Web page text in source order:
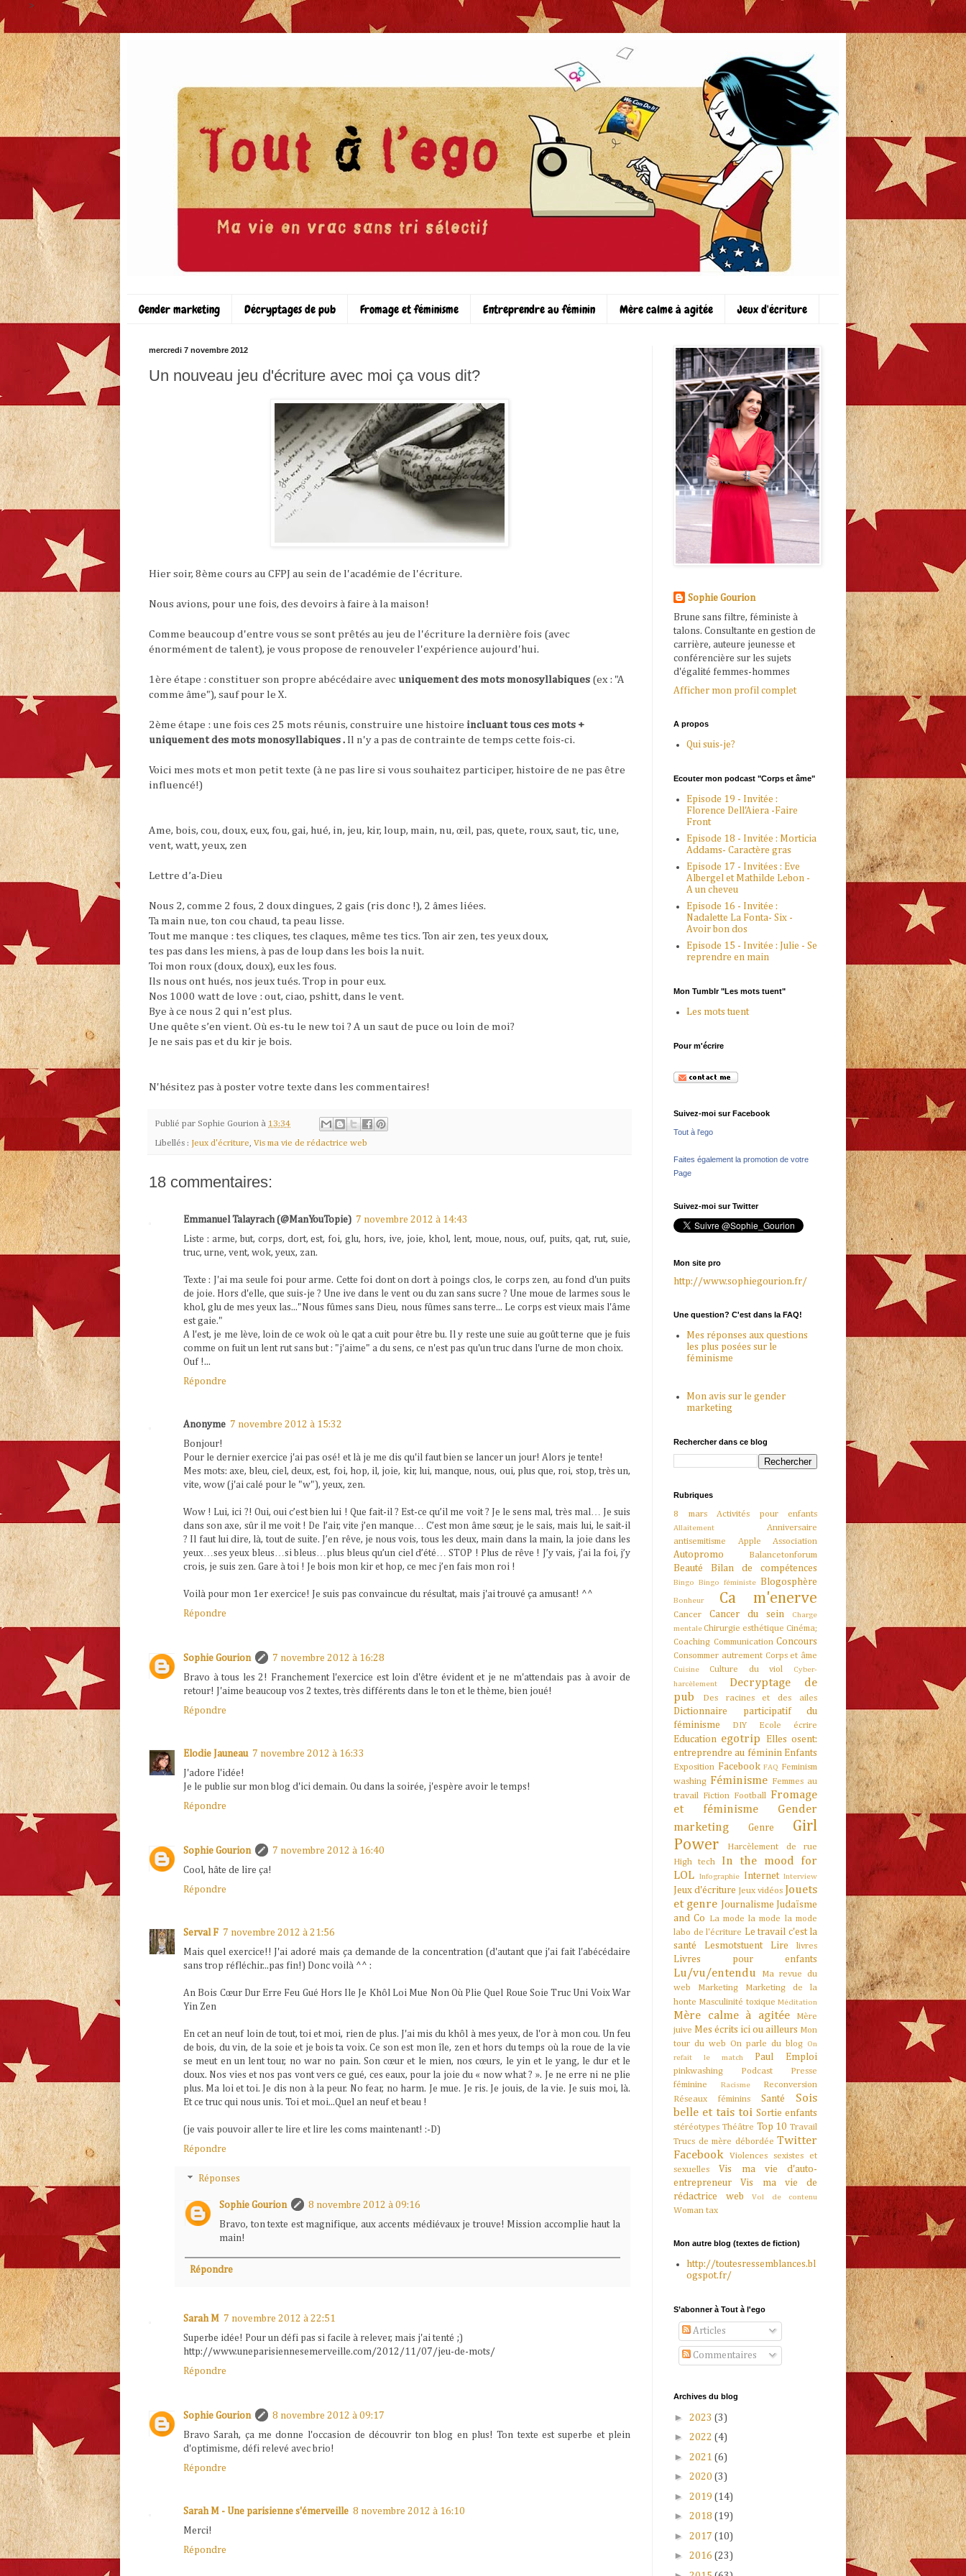
>
Gender marketing Décryptages de pub Fromage et féminisme Entreprendre au féminin Mère calme à agitée Jeux d'écriture
mercredi 7 novembre 2012
Un nouveau jeu d'écriture avec moi ça vous dit?
Hier soir, 8ème cours au CFPJ au sein de l'académie de l'écriture.
Nous avions, pour une fois, des devoirs à faire à la maison!
Comme beaucoup d'entre vous se sont prêtés au jeu de l'écriture la dernière fois (avec
énormément de talent), je vous propose de renouveler l'expérience aujourd'hui.
1ère étape : constituer son propre abécédaire avec uniquement des mots monosyllabiques (ex : "A
comme âme"), sauf pour le X.
2ème étape : une fois ces 25 mots réunis, construire une histoire incluant tous ces mots +
uniquement des mots monosyllabiques . Il n'y a pas de contrainte de temps cette fois-ci.
Voici mes mots et mon petit texte (à ne pas lire si vous souhaitez participer, histoire de ne pas être
influencé!)
Ame, bois, cou, doux, eux, fou, gai, hué, in, jeu, kir, loup, main, nu, œil, pas, quete, roux, saut, tic, une,
vent, watt, yeux, zen
Lettre d’a-Dieu
Nous 2, comme 2 fous, 2 doux dingues, 2 gais (ris donc !), 2 âmes liées.
Ta main nue, ton cou chaud, ta peau lisse.
Tout me manque : tes cliques, tes claques, même tes tics. Ton air zen, tes yeux doux,
tes pas dans les miens, à pas de loup dans les bois la nuit.
Toi mon roux (doux, doux), eux les fous.
Ils nous ont hués, nos jeux tués. Trop in pour eux.
Nos 1000 watt de love : out, ciao, pshitt, dans le vent.
Bye à ce nous 2 qui n’est plus.
Une quête s’en vient. Où es-tu le new toi ? A un saut de puce ou loin de moi?
Je ne sais pas et du kir je bois.
N'hésitez pas à poster votre texte dans les commentaires!
Publié par Sophie Gourion à 13:34
Libellés : Jeux d'écriture, Vis ma vie de rédactrice web
18 commentaires:
Emmanuel Talayrach (@ManYouTopie) 7 novembre 2012 à 14:43
Liste : arme, but, corps, dort, est, foi, glu, hors, ive, joie, khol, lent, moue, nous, ouf, puits, qat, rut, suie,
truc, urne, vent, wok, yeux, zan.
Texte : J'ai ma seule foi pour arme. Cette foi dont on dort à poings clos, le corps zen, au fond d'un puits
de joie. Hors d'elle, que suis-je ? Une ive dans le vent ou du zan sans sucre ? Une moue de larmes sous le
khol, glu de mes yeux las..."Nous fûmes sans Dieu, nous fûmes sans terre... Le corps est vieux mais l'âme
est gaie."
A l'est, je me lève, loin de ce wok où le qat a cuit pour être bu. Il y reste une suie au goût terne que je fuis
comme on fuit un lent rut sans but : "j'aime" a du sens, ce n'est pas qu'un truc dans l'urne de mon choix.
Ouf !...
Répondre
Anonyme 7 novembre 2012 à 15:32
Bonjour!
Pour le dernier exercice j'ai pas osé! et là je me dis qu'il faut bien se lancer un jour! Alors je tente!
Mes mots: axe, bleu, ciel, deux, est, foi, hop, il, joie, kir, lui, manque, nous, oui, plus que, roi, stop, très un,
vite, wow (j'ai calé pour le "w"), yeux, zen.
Wow ! Lui, ici ?! Oui, oui c’est bien lui ! Que fait-il ? Est-ce qu’il me voit ? Je le sens mal, très mal… Je suis
dans son axe, sûr il me voit ! De l’air, vite j’en manque… C’est mon âme sœur, je le sais, mais lui, le sait-il
? Il faut lui dire, là, tout de suite. J’en rêve, je nous vois, tous les deux, main dans la main, la joie dans les
yeux…ses yeux bleus…si bleus…plus bleus qu’un ciel d’été… STOP ! Plus de rêve ! J’y vais, j’ai la foi, j’y
crois, je suis zen. Gare à toi ! Je bois mon kir et hop, ce mec j’en fais mon roi !
Voilà pour mon 1er exercice! Je suis pas convaincue du résultat, mais j'ai trouvé ça amusant! ^^
Répondre
Sophie Gourion
7 novembre 2012 à 16:28
Bravo à tous les 2! Franchement l'exercice est loin d'être évident et je ne m'attendais pas à avoir de
retour! J'aime beaucoup vos 2 textes, très différents dans le ton et le thème, bien joué!
Répondre
Elodie Jauneau 7 novembre 2012 à 16:33
J'adore l'idée!
Je le publie sur mon blog d'ici demain. Ou dans la soirée, j'espère avoir le temps!
Répondre
Sophie Gourion
7 novembre 2012 à 16:40
Cool, hâte de lire ça!
Répondre
Serval F 7 novembre 2012 à 21:56
Mais quel exercice!! J'ai adoré mais ça demande de la concentration (d'autant que j'ai fait l'abécédaire
sans trop réfléchir...pas fin!) Donc voilà ^^ :
An Bois Cœur Dur Erre Feu Gué Hors Ile Je Khôl Loi Mue Non Où Plie Quel Roue Soie Truc Uni Voix War
Yin Zen
En cet an neuf loin de tout, toi et moi, rien de plus. J'ai mis du khôl à mes yeux, de l'or à mon cou. Un feu
de bois, du vin, de la soie et je bois ta voix. Ce son est mon île, zen et hors du temps où la roue de la vie
se meut en un lent tour, no war no pain. Son cœur et le mien, nos cœurs, le yin et le yang, le dur et le
doux. Nos vies et nos pas vont vers ce gué, ces eaux, pour la joie du « now what ? ». Je ne erre ni ne plie
plus. Ma loi et toi. Je dis non à la peur. No fear, no harm. Je mue. Je ris. Je jouis, de la vie. Je suis moi, là.
Et ce truc qui nous unis. Toi et moi...Quel an neuf et beau !
(je vais pouvoir aller te lire et lire les coms maintenant! :-D)
Répondre
Réponses
Sophie Gourion
8 novembre 2012 à 09:16
Bravo, ton texte est magnifique, aux accents médiévaux je trouve! Mission accomplie haut la
main!
Répondre
Sarah M 7 novembre 2012 à 22:51
Superbe idée! Pour un défi pas si facile à relever, mais j'ai tenté ;)
http://www.uneparisiennesemerveille.com/2012/11/07/jeu-de-mots/
Répondre
Sophie Gourion
8 novembre 2012 à 09:17
Bravo Sarah, ça me donne l'occasion de découvrir ton blog en plus! Ton texte est superbe et plein
d'optimisme, défi relevé avec brio!
Répondre
Sarah M - Une parisienne s'émerveille 8 novembre 2012 à 16:10
Merci!
Répondre
Sophie Gourion
Brune sans filtre, féministe à
talons. Consultante en gestion de
carrière, auteure jeunesse et
conférencière sur les sujets
d'égalité femmes-hommes
Afficher mon profil complet
A propos
Qui suis-je?
Ecouter mon podcast "Corps et âme"
Episode 19 - Invitée :
Florence Dell'Aiera -Faire
Front
Episode 18 - Invitée : Morticia
Addams- Caractère gras
Episode 17 - Invitées : Eve
Albergel et Mathilde Lebon -
A un cheveu
Episode 16 - Invitée :
Nadalette La Fonta- Six -
Avoir bon dos
Episode 15 - Invitée : Julie - Se
reprendre en main
Mon Tumblr "Les mots tuent"
Les mots tuent
Pour m'écrire
Suivez-moi sur Facebook
Tout à l'ego
Faites également la promotion de votre
Page
Suivez-moi sur Twitter
Mon site pro
http://www.sophiegourion.fr/
Une question? C'est dans la FAQ!
Mes réponses aux questions
les plus posées sur le
féminisme
Mon avis sur le gender
marketing
Rechercher dans ce blog
Rubriques
8 mars Activités pour enfants
Allaitement
Anniversaire
antisemitisme
Apple Association
Autopromo Balancetonforum
Beauté Bilan de compétences
Bingo Bingo féministe Blogosphère
Bonheur Ca m'enerve
Cancer Cancer du sein
Charge
mentaleChirurgie esthétique Cinéma;
Coaching Communication Concours
Consommer autrement Corps et âme
Cuisine Culture du viol
Cyber-
harcèlement
Decryptage de
pub
Des racines et des ailes
Dictionnaire participatif du
féminisme
DIY Ecole écrire
Education egotrip
Elles osent:
entreprendre au féminin Enfants
Exposition Facebook FAQ Feminism
washing Féminisme Femmes au
travail Fiction Football Fromage
et féminisme
Gender
marketing
Genre
Girl
Power
Harcèlement de rue
High tech
In the mood for
LOL
Infographie Internet Interview
Jeux d'écriture Jeux vidéos Jouets
et genre
Journalisme
Judaïsme
and Co
La mode la mode la mode
labo de l'écriture Le travail c'est la
santé
Lesmotstuent Lire livres
Livres pour enfants
Lu/vu/entendu
Ma revue du
web
Marketing
Marketing de la
honte Masculinité toxique Méditation
Mère calme à agitée
Mère
juive Mes écrits ici ou ailleurs Mon
tour du web On parle du blog
On
refait le match
Paul Emploi
pinkwashing Podcast
Presse
féminine
Racisme
Reconversion
Réseaux féminins
Santé
Sois
belle et tais toi Sortie enfants
stéréotypes Théâtre Top 10 Travail
Trucs de mère débordée Twitter
Facebook
Violences sexistes et
sexuelles
Vis ma vie d'auto-
entrepreneur
Vis ma vie de
rédactrice web
Vol de contenu
Woman tax
Mon autre blog (textes de fiction)
http://toutesressemblances.bl
ogspot.fr/
S’abonner à Tout à l'ego
Articles
Commentaires
Archives du blog
► 2023 (3)
► 2022 (4)
► 2021 (6)
► 2020 (3)
► 2019 (14)
► 2018 (19)
► 2017 (10)
► 2016 (23)